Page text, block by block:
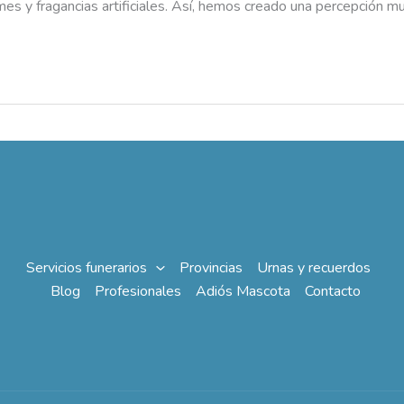
y fragancias artificiales. Así, hemos creado una percepción
Servicios funerarios Provincias
Urnas y recuerdos
Blog
Profesionales Adiós Mascota Contacto